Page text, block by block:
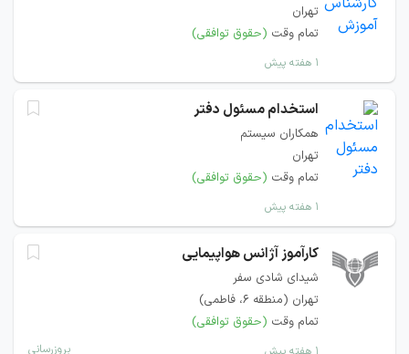
تهران
تمام وقت (حقوق توافقی)
۱ هفته پیش
استخدام مسئول دفتر
همکاران سیستم
تهران
تمام وقت (حقوق توافقی)
۱ هفته پیش
کارآموز آژانس هواپیمایی
شیدای شادی سفر
تهران (منطقه ۶، فاطمی)
تمام وقت (حقوق توافقی)
بروزرسانی